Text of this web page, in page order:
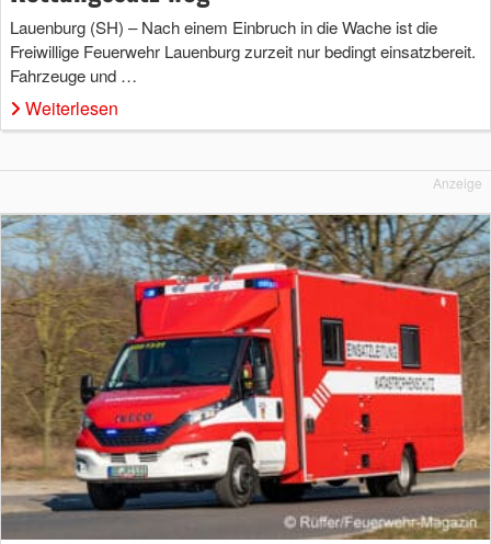
Lauenburg (SH) – Nach einem Einbruch in die Wache ist die
Freiwillige Feuerwehr Lauenburg zurzeit nur bedingt einsatzbereit.
Fahrzeuge und …
Weiterlesen
Anzeige